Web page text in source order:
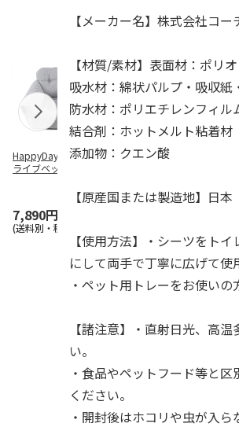
HappyDays 2wayド
ライブベッド グレ
7,890円
(送料別・税込)
獣医師開発 ニオイ
レー
【メーカー名】株式会社コー
【材質/素材】表面材：ポリ
吸水材：綿状パルプ・吸収紙
防水材：ポリエチレンフィル
結合剤：ホットメルト粘着材
添加物：クエン酸
【原産国または製造地】日本
【使用方法】・シーツをト
にして両手で丁寧に広げて使
・ペット用トレーをお使い
【諸注意】・直射日光、高
い。
・食品やペットフード等と
ください。
・開封後はホコリや虫が入